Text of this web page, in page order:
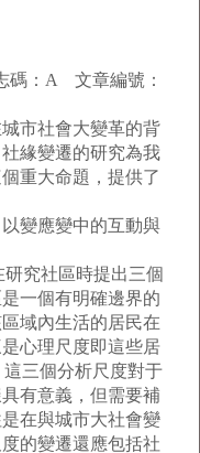
碼：A 文章編號：
市社會大變革的背
緣變遷的研究為我
重大命題，提供了
應變中的互動與
究社區時提出三個
一個有明確邊界的
域內生活的居民在
心理尺度即這些居
三個分析尺度對于
有意義，但需要補
在與城市大社會變
的變遷還應包括社